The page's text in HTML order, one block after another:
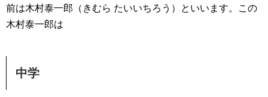
前は木村泰一郎（きむら たいいちろう）といいます。この
木村泰一郎は
中学